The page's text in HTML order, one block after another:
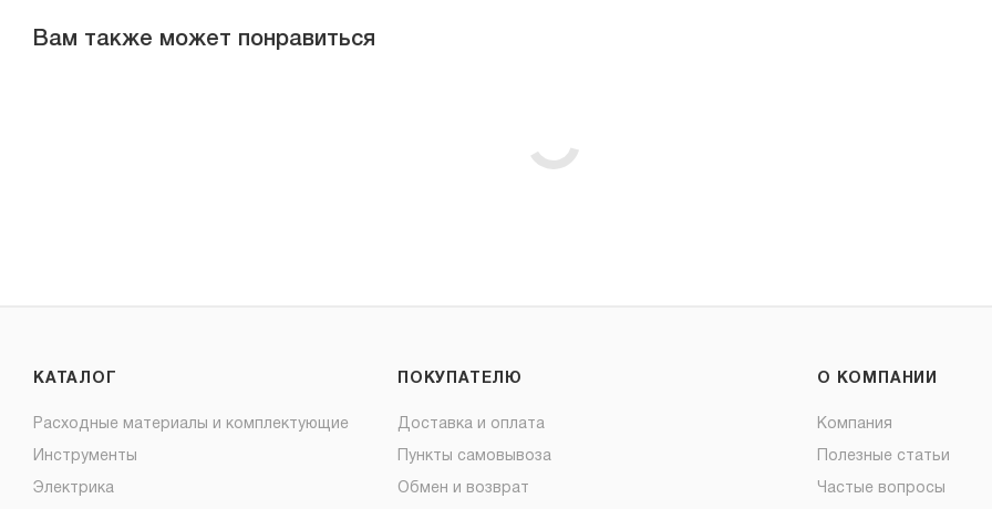
Вам также может понравиться
КАТАЛОГ
Расходные материалы и комплектующие
Инструменты
Электрика
ПОКУПАТЕЛЮ
Доставка и оплата
Пункты самовывоза
Обмен и возврат
О КОМПАНИИ
Компания
Полезные статьи
Частые вопросы